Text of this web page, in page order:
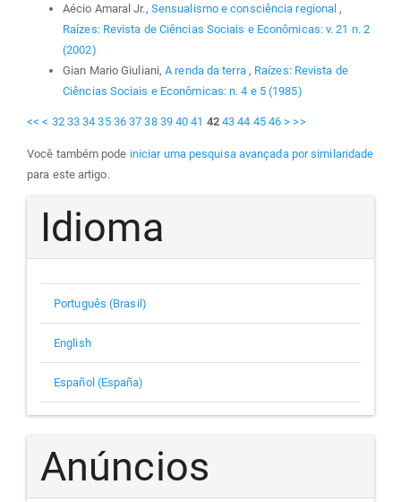
Aécio Amaral Jr., Sensualismo e consciência regional ,
Raízes: Revista de Ciências Sociais e Econômicas: v. 21 n. 2
(2002)
Gian Mario Giuliani,A renda da terra , Raízes: Revista de
Ciências Sociais e Econômicas: n. 4 e 5 (1985)
<< < 32 33 34 35 36 37 38 39 40 41 42 43 44 45 46 > >>
Você também pode iniciar uma pesquisa avançada por similaridade
para este artigo.
Idioma
Português (Brasil)
English
Español (España)
Anúncios